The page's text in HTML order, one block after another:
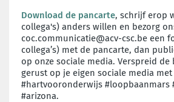
Download de pancarte, schrijf erop
collega's) anders willen en bezorg
coc.communicatie@acv-csc.be een
collega’s) met de pancarte, dan
op onze sociale media. Verspreid
gerust op je eigen sociale media met
#hartvooronderwijs #loopbaanmars
#arizona.